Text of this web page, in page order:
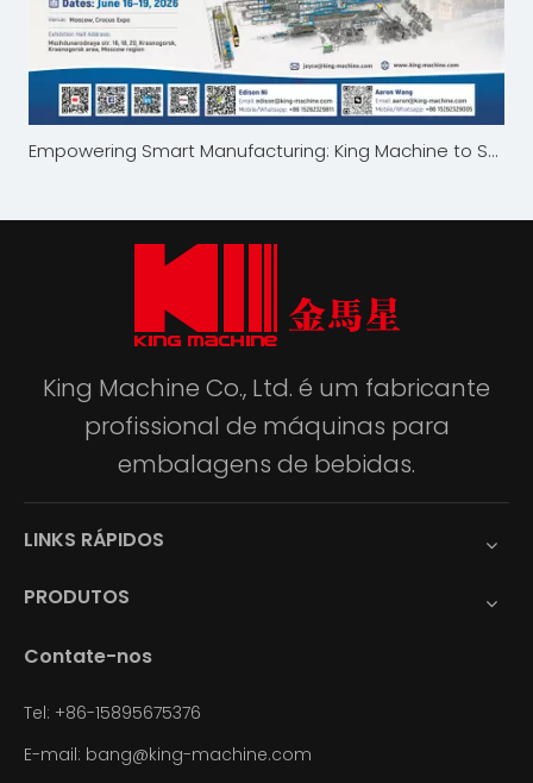
Empowering Smart Manufacturing: King Machine to Showcase at RosUpack 2026 in Moscow
King Machine Co., Ltd. é um fabricante
profissional de máquinas para
embalagens de bebidas.
LINKS RÁPIDOS
PRODUTOS
Contate-nos
Tel: +86-15895675376
E-mail: bang@king-machine.com